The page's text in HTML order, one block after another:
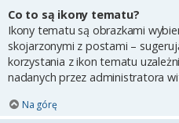
Co to są ikony tematu?
Ikony tematu są obrazkami
skojarzonymi z postami –
korzystania z ikon tematu
nadanych przez administratora
Na górę